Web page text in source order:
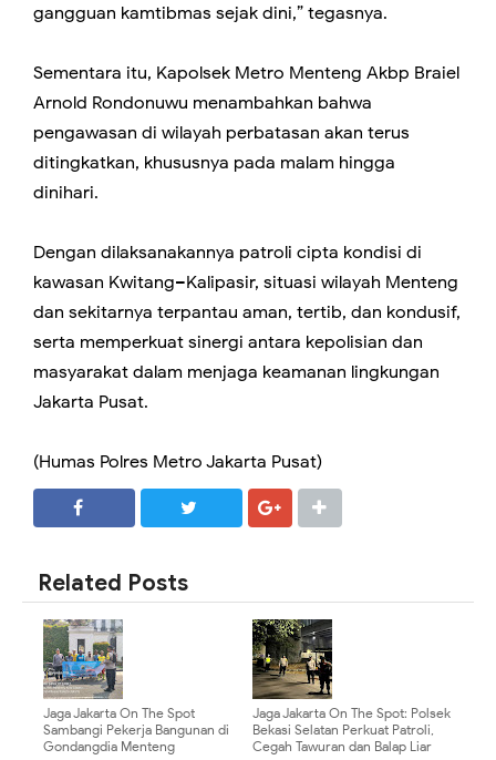
gangguan kamtibmas sejak dini,” tegasnya.
Sementara itu, Kapolsek Metro Menteng Akbp Braiel
Arnold Rondonuwu menambahkan bahwa
pengawasan di wilayah perbatasan akan terus
ditingkatkan, khususnya pada malam hingga
dinihari.
Dengan dilaksanakannya patroli cipta kondisi di
kawasan Kwitang–Kalipasir, situasi wilayah Menteng
dan sekitarnya terpantau aman, tertib, dan kondusif,
serta memperkuat sinergi antara kepolisian dan
masyarakat dalam menjaga keamanan lingkungan
Jakarta Pusat.
(Humas Polres Metro Jakarta Pusat)
Related Posts
Jaga Jakarta On The Spot
Sambangi Pekerja Bangunan di
Gondangdia Menteng
Jaga Jakarta On The Spot: Polsek
Bekasi Selatan Perkuat Patroli,
Cegah Tawuran dan Balap Liar